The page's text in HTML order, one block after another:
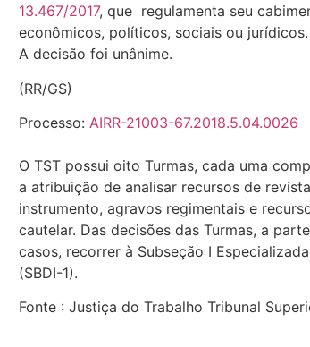
13.467/2017, que regulamenta seu
econômicos, políticos, sociais ou jurídicos.
A decisão foi unânime.
(RR/GS)
Processo: AIRR-21003-67.2018.5.04.0026
O TST possui oito Turmas, cada uma
a atribuição de analisar recursos de
instrumento, agravos regimentais e
cautelar. Das decisões das Turmas, a
casos, recorrer à Subseção I
(SBDI-1).
Fonte : Justiça do Trabalho Tribunal